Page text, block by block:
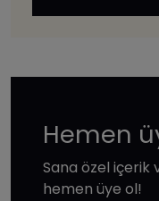
Hemen
Sana özel içerik
hemen üye ol!